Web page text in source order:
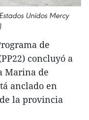
Unidos Mercy
de
concluyó a
Marina de
anclado en
la provincia